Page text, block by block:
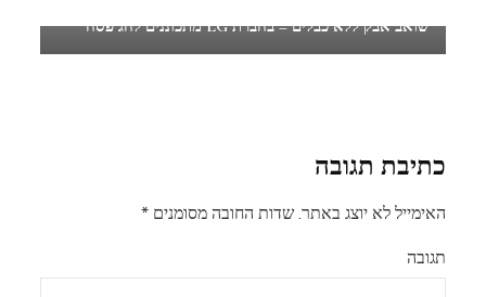
שואב אבק ללא כבלים – בחברת LG מתכוננים לחג פסח
כתיבת תגובה
האימייל לא יוצג באתר. שדות החובה מסומנים*
תגובה